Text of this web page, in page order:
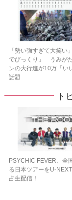
「勢い強すぎて大笑い
でびっくり」 うみが
ンの大行進が10万「い
話題
ト
PSYCHIC FEVER、全
る日本ツアーを
占生配信！